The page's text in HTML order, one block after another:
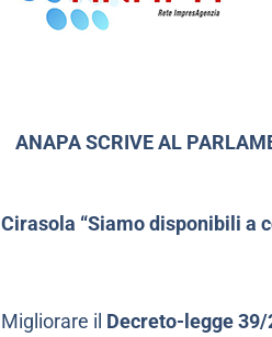
ANAPA SCRIVE AL
Cirasola “Siamo disponibili a
Migliorare il Decreto-legge 39/